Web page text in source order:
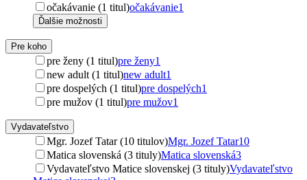
očakávanie (1 titul)očakávanie1
Ďalšie možnosti
Pre koho
pre ženy (1 titul)pre ženy1
new adult (1 titul)new adult1
pre dospelých (1 titul)pre dospelých1
pre mužov (1 titul)pre mužov1
Vydavateľstvo
Mgr. Jozef Tatar (10 titulov)Mgr. Jozef Tatar10
Matica slovenská (3 tituly)Matica slovenská3
Vydavateľstvo Matice slovenskej (3 tituly)Vydavateľstvo